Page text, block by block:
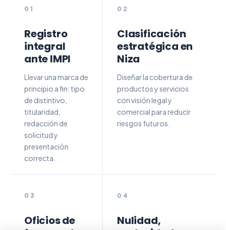
Registro
integral
ante IMPI
Llevar una marca de
principio a fin: tipo
de distintivo,
titularidad,
redacción de
solicitud y
presentación
correcta.
Clasificación
estratégica en
Niza
Diseñar la cobertura de
productos y servicios
con visión legal y
comercial para reducir
riesgos futuros.
Oficios de
Nulidad,